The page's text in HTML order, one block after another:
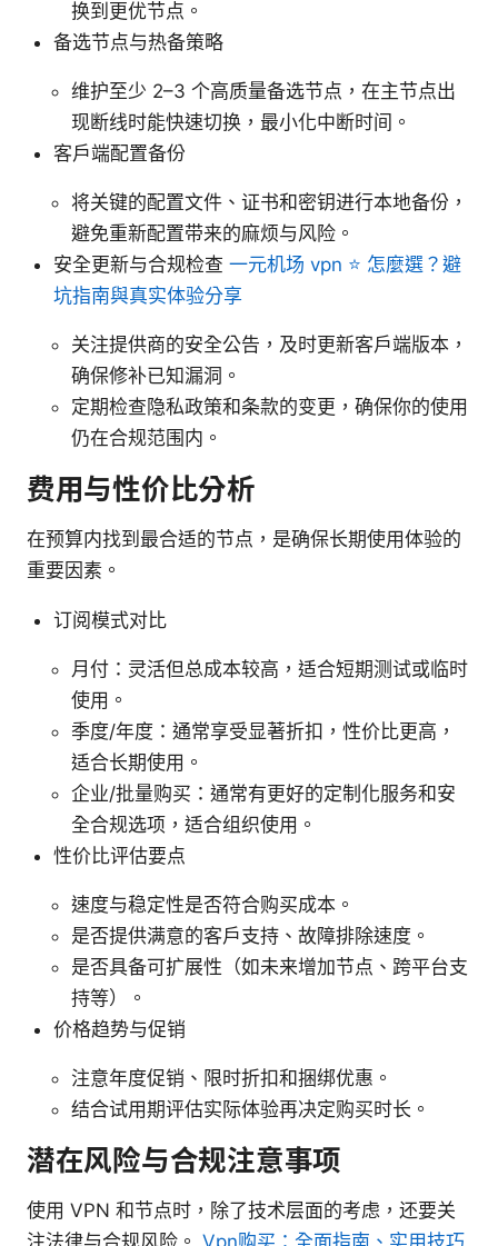
换到更优节点。
备选节点与热备策略
维护至少 2–3 个高质量备选节点，在主节点出
现断线时能快速切换，最小化中断时间。
客户端配置备份
将关键的配置文件、证书和密钥进行本地备份，
避免重新配置带来的麻烦与风险。
安全更新与合规检查 一元机场 vpn ⭐ 怎麼選？避
坑指南與真实体验分享
关注提供商的安全公告，及时更新客户端版本，
确保修补已知漏洞。
定期检查隐私政策和条款的变更，确保你的使用
仍在合规范围内。
费用与性价比分析
在预算内找到最合适的节点，是确保长期使用体验的
重要因素。
订阅模式对比
月付：灵活但总成本较高，适合短期测试或临时
使用。
季度/年度：通常享受显著折扣，性价比更高，
适合长期使用。
企业/批量购买：通常有更好的定制化服务和安
全合规选项，适合组织使用。
性价比评估要点
速度与稳定性是否符合购买成本。
是否提供满意的客户支持、故障排除速度。
是否具备可扩展性（如未来增加节点、跨平台支
持等）。
价格趋势与促销
注意年度促销、限时折扣和捆绑优惠。
结合试用期评估实际体验再决定购买时长。
潜在风险与合规注意事项
使用 VPN 和节点时，除了技术层面的考虑，还要关
注法律与合规风险。 Vpn购买：全面指南、实用技巧